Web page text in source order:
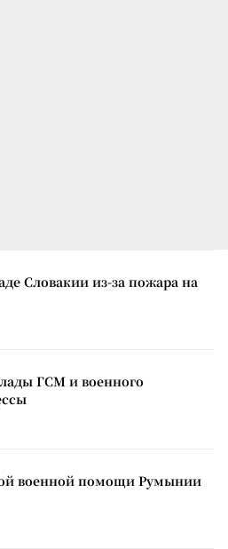
Словакии из-за пожара на
ГСМ и военного
военной помощи Румынии